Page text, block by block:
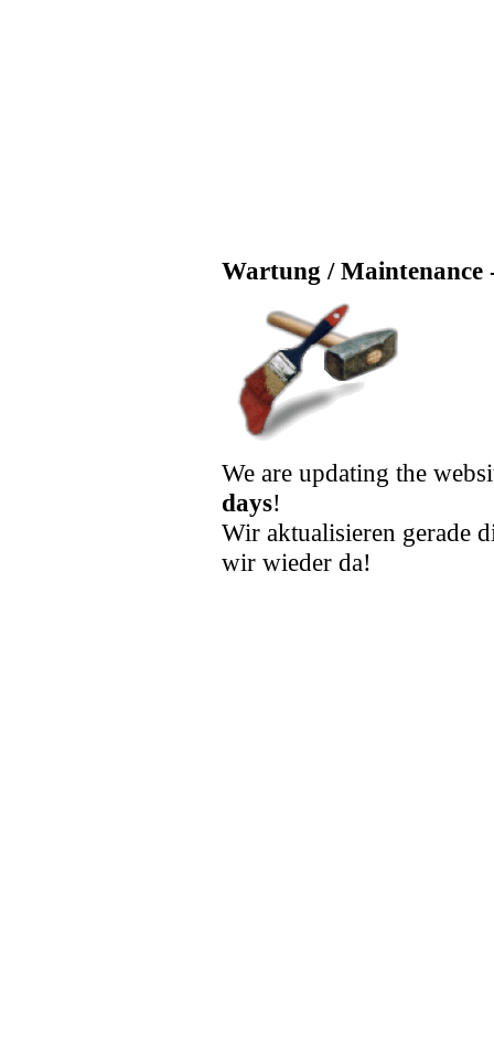
Wartung / Maintenance
We are updating the
days!
Wir aktualisieren gerade
wir wieder da!